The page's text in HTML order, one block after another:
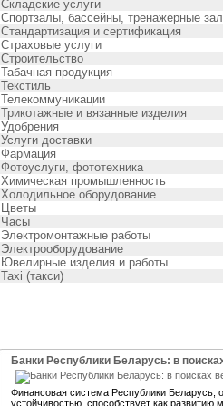
Складские услуги
Спортзалы, бассейны, тренажерные
Стандартизация и сертификация
Страховые услуги
Строительство
Табачная продукция
Текстиль
Телекоммуникации
Трикотажные и вязанные изделия
Удобрения
Услуги доставки
Фармация
Фотоуслуги, фототехника
Химическая промышленность
Холодильное оборудование
Цветы
Часы
Электромонтажные работы
Электрооборудование
Ювелирные изделия и работы
Taxi (такси)
Банки Республики Беларусь: в
Финансовая система Республики Беларусь,
устойчивостью, способствует как развитию